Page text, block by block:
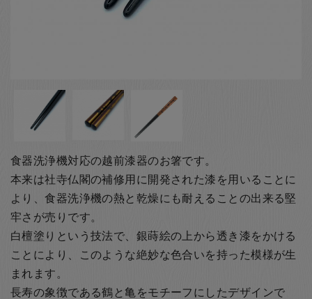
食器洗浄機対応の越前漆器のお箸です。
本来は社寺仏閣の補修用に開発された漆を用いることに
より、食器洗浄機の熱と乾燥にも耐えることの出来る堅
牢さが売りです。
白檀塗りという技法で、銀蒔絵の上から透き漆をかける
ことにより、このような絶妙な色合いを持った模様が生
まれます。
長寿の象徴である鶴と亀をモチーフにしたデザインで